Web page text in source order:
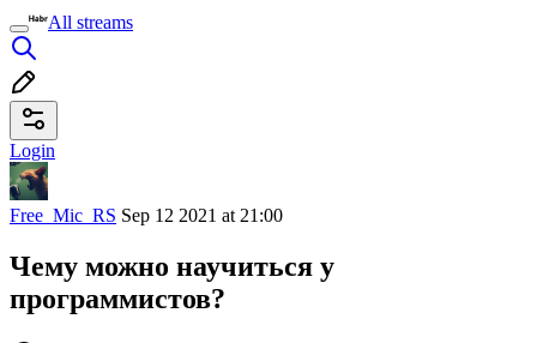
All streams
Login
Free_Mic_RS Sep 12 2021 at 21:00
Чему можно научиться у
программистов?